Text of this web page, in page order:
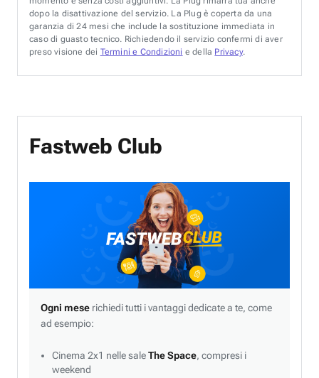
dopo la disattivazione del servizio. La Plug è coperta da una
garanzia di 24 mesi che include la sostituzione immediata in
caso di guasto tecnico. Richiedendo il servizio confermi di aver
preso visione dei Termini e Condizioni e della Privacy.
Fastweb Club
Ogni mese richiedi tutti i vantaggi dedicate a te, come
ad esempio:
Cinema 2x1 nelle saleThe Space, compresi i
weekend